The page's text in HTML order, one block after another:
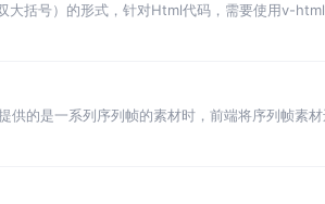
大括号）的形式，针对Html代码，需要使用v-
个“参数”，在指令名称之后以冒号表示，如v-b…
供的是一系列序列帧的素材时，前端将序列帧素
顿，以及循环播放情况下有时只会播放一次的